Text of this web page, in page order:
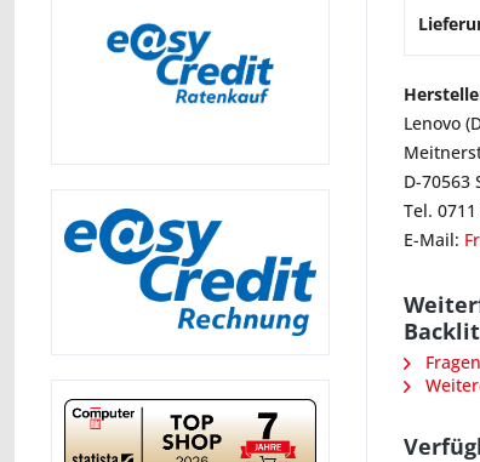
Lenovo
D-70563
Tel.
E-Mail: